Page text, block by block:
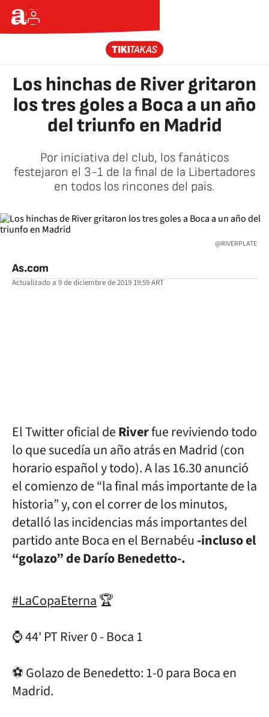
Los hinchas de River gritaron
los tres goles a Boca a un año
del triunfo en Madrid
Por iniciativa del club, los fanáticos
festejaron el 3-1 de la final de la Libertadores
en todos los rincones del país.
@RIVERPLATE
As.com
Actualizado a9 de diciembre de 2019 19:59ART
El Twitter oficial deRiverfue reviviendo todo
lo que sucedía un año atrás en Madrid (con
horario español y todo). A las 16.30 anunció
el comienzo de “la final más importante de la
historia” y, con el correr de los minutos,
detalló las incidencias más importantes del
partido ante Boca en el Bernabéu-incluso el
“golazo” de Darío Benedetto-.
#LaCopaEterna🏆
⌚️ 44' PT River 0 - Boca 1
⚽️ Golazo de Benedetto: 1-0 para Boca en
Madrid.